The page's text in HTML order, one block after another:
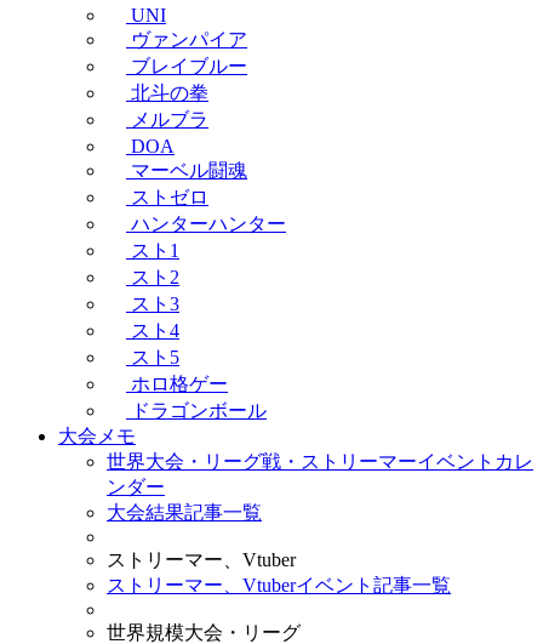
UNI
ヴァンパイア
ブレイブルー
北斗の拳
メルブラ
DOA
マーベル闘魂
ストゼロ
ハンターハンター
スト1
スト2
スト3
スト4
スト5
ホロ格ゲー
ドラゴンボール
大会メモ
世界大会・リーグ戦・ストリーマーイベントカレ
ンダー
大会結果記事一覧
ストリーマー、Vtuber
ストリーマー、Vtuberイベント記事一覧
世界規模大会・リーグ